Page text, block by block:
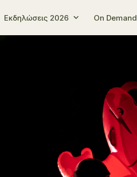
Εκδηλώσεις 2026 On Demand